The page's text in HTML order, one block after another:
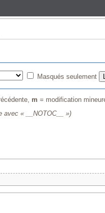
Masqués seulement
m = modification
avec « __NOTOC__ »)